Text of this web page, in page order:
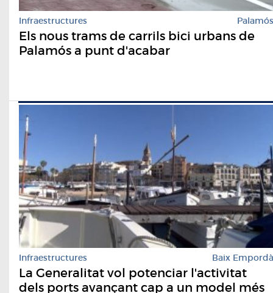
Infraestructures Palamós
Els nous trams de carrils bici urbans de
Palamós a punt d'acabar
Infraestructures Baix Empordà
La Generalitat vol potenciar l'activitat
dels ports avançant cap a un model més